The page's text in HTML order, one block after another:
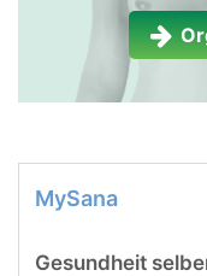
MySana
Gesundheit